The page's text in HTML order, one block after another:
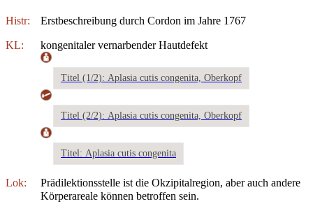
Histr: Erstbeschreibung durch Cordon im Jahre 1767
KL: kongenitaler vernarbender Hautdefekt
Titel (1/2): Aplasia cutis congenita, Oberkopf
Titel (2/2): Aplasia cutis congenita, Oberkopf
Titel: Aplasia cutis congenita
Lok:
Prädilektionsstelle ist die Okzipitalregion, aber auch andere
Körperareale können betroffen sein.